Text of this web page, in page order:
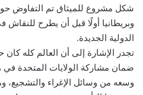
شكل مشروع للميثاق تم التفاوض
وبريطانيا أولًا قبل أن يطرح
الدولية الجديدة.
تجدر الإشارة إلى أن العالم كله
ضمان مشاركة الولايات المتحدة
وسعه من وسائل الإغراء والتشجيع،